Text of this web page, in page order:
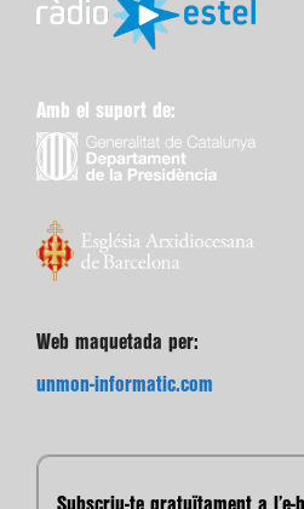
Amb el suport de:
Web maquetada per:
unmon-informatic.com
Subscriu-te gratuïtament a l’e-